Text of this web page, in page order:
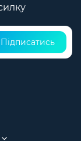
Підписатись